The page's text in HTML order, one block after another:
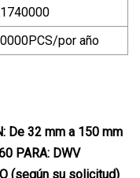
por año
De 32 mm a 150 mm
PARA: DWV
(según su solicitud)